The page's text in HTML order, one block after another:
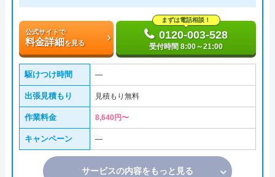
公式サイトで
料金詳細を見る
まずは電話相談！
0120-003-528
受付時間 8:00～21:00
駆けつけ時間 ―
出張見積もり 見積もり無料
作業料金 8,640円〜
キャンペーン ―
サービスの内容をもっと見る